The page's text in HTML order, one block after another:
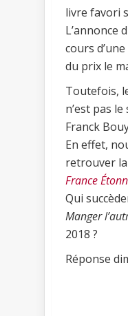
livre favori
L’annonce
cours
du prix le
Toutefois,
n’est pas
Franck
En effet,
retrouver
France
Qui
Manger
2018 ?
Réponse